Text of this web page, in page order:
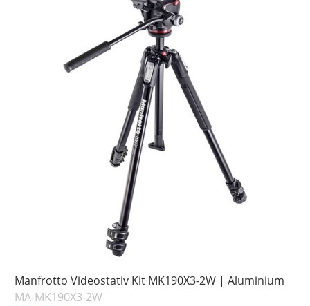
Manfrotto Videostativ Kit MK190X3-2W | Aluminium
MA-MK190X3-2W